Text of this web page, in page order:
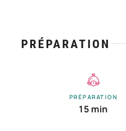
PRÉPARATION
PRÉPARATION
15 min